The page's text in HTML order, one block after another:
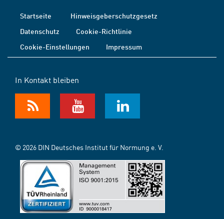
Startseite
Hinweisgeberschutzgesetz
Datenschutz
Cookie-Richtlinie
Cookie-Einstellungen
Impressum
In Kontakt bleiben
© 2026 DIN Deutsches Institut für Normung e. V.